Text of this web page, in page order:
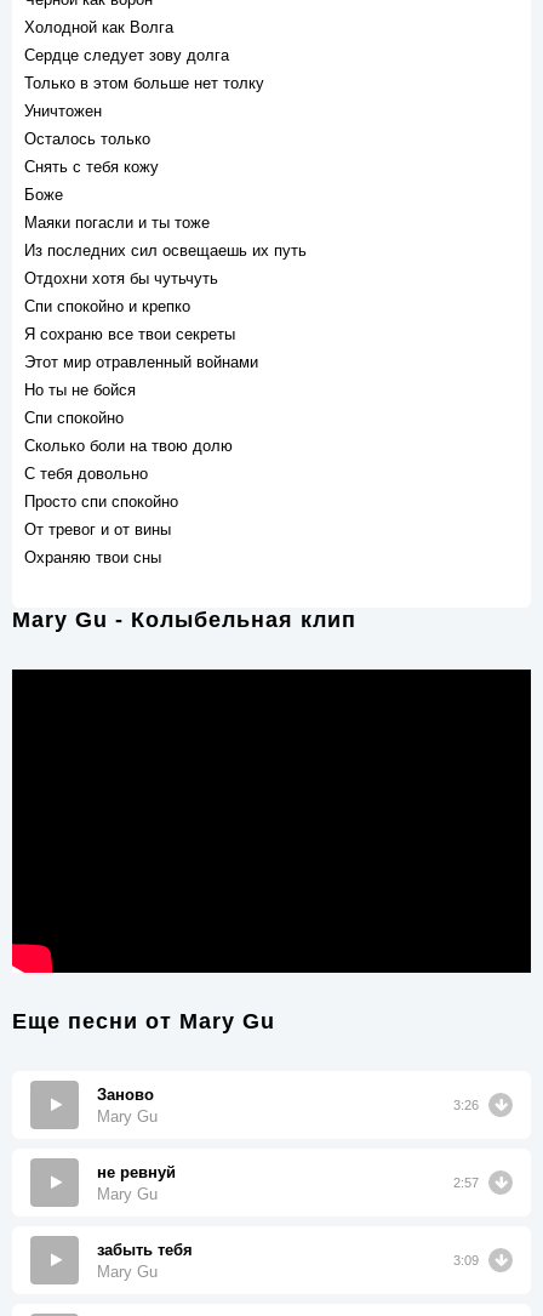
Холодной как Волга
Сердце следует зову долга
Только в этом больше нет толку
Уничтожен
Осталось только
Снять с тебя кожу
Боже
Маяки погасли и ты тоже
Из последних сил освещаешь их путь
Отдохни хотя бы чутьчуть
Спи спокойно и крепко
Я сохраню все твои секреты
Этот мир отравленный войнами
Но ты не бойся
Спи спокойно
Сколько боли на твою долю
С тебя довольно
Просто спи спокойно
От тревог и от вины
Охраняю твои сны
Mary Gu - Колыбельная клип
Еще песни от Mary Gu
Заново
Mary Gu
3:26
не ревнуй
Mary Gu
2:57
забыть тебя
Mary Gu
3:09